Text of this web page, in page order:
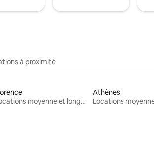
à proximité
Locations moyenne et longue durée
Athènes